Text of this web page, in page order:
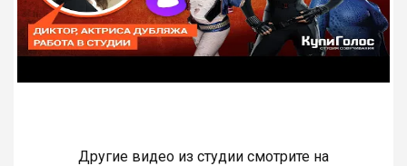
Другие видео из студии смотрите на